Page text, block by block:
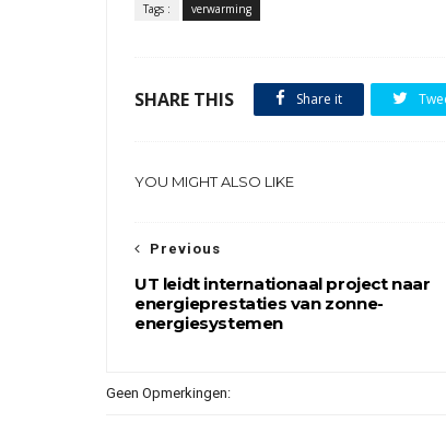
Tags : verwarming
SHARE THIS Share it
YOU MIGHT ALSO LIKE
Previous
UT leidt internationaal project naar
energieprestaties van zonne-
energiesystemen
Geen Opmerkingen: